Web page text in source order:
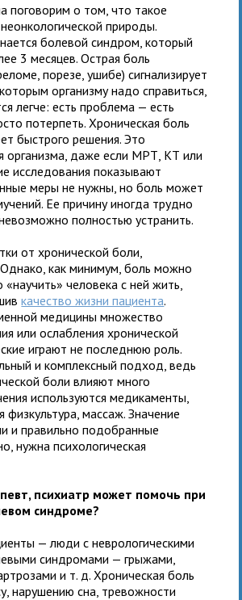
поговорим о том, что такое
природы.
болевой синдром, который
3 месяцев. Острая боль
порезе, ушибе) сигнализирует
организму надо справиться,
легче: есть проблема — есть
потерпеть. Хроническая боль
быстрого решения. Это
организма, даже если МРТ, КТ или
исследования показывают
меры не нужны, но боль может
Ее причину иногда трудно
полностью устранить.
от хронической боли,
как минимум, боль можно
человека с ней жить,
качество жизни пациента.
медицины множество
или ослабления хронической
играют не последнюю роль.
и комплексный подход, ведь
боли влияют много
используются медикаменты,
массаж. Значение
и правильно подобранные
нужна психологическая
психиатр может помочь при
синдроме?
— люди с неврологическими
синдромами — грыжами,
и т. д. Хроническая боль
нарушению сна, тревожности